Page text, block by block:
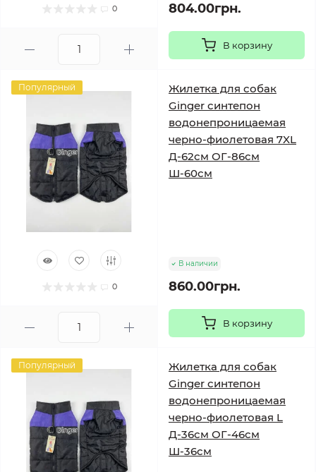
0 804.00грн.
В корзину
Популярный
0
Жилетка для собак
Ginger синтепон
водонепроницаемая
черно-фиолетовая 7XL
Д-62см ОГ-86см
Ш-60см
В наличии
860.00грн.
В корзину
Популярный
Жилетка для собак
Ginger синтепон
водонепроницаемая
черно-фиолетовая L
Д-36см ОГ-46см
Ш-36см